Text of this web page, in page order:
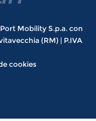
Mobility S.p.a. con
(RM) | P.IVA
cookies